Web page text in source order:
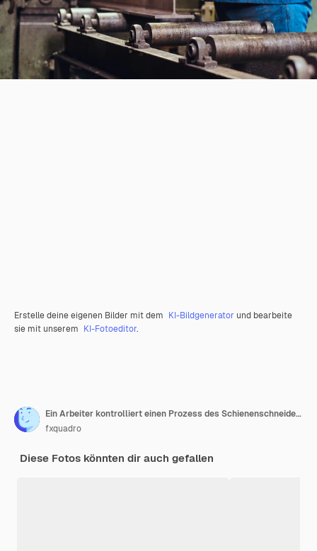
Erstelle deine eigenen Bilder mit dem KI-Bildgenerator und bearbeite
sie mit unserem KI-Fotoeditor.
Ein Arbeiter kontrolliert einen Prozess des Schienenschneidens in einer geschäftigen Metallfabrik.
fxquadro
Diese Fotos könnten dir auch gefallen